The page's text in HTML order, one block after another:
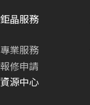
鉅晶服務
專業服務
報修申請
資源中心